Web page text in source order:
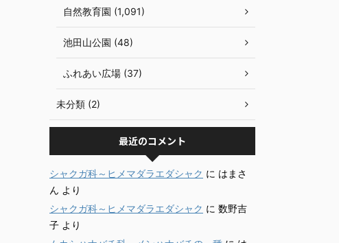
自然教育園 (1,091)
池田山公園 (48)
ふれあい広場 (37)
未分類 (2)
最近のコメント
シャクガ科～ヒメマダラエダシャク に はまさ
ん より
シャクガ科～ヒメマダラエダシャク に 数野吉
子 より